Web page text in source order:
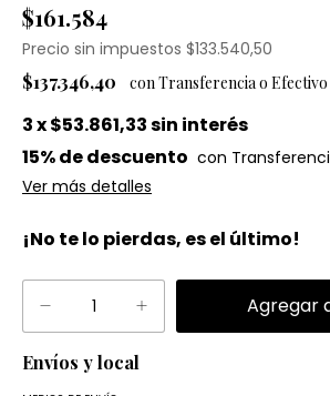
$161.584
Precio sin impuestos $133.540,50
$137.346,40
3x$53.861,33sin interés
15% de descuento
Ver más detalles
¡No te lo pierdas, es el último!
Envíos y local